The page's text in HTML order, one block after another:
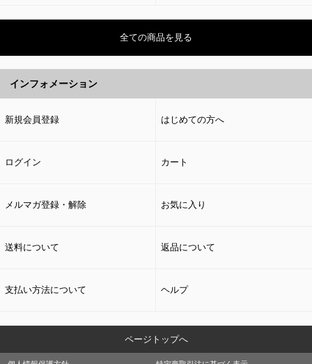
全ての商品を見る
インフォメーション
新規会員登録 はじめての方へ
ログイン カート
メルマガ登録・解除 お気に入り
送料について 返品について
支払い方法について ヘルプ
ページトップへ